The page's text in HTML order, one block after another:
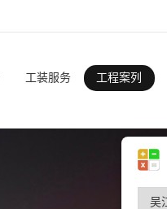
工装服务 工程案列